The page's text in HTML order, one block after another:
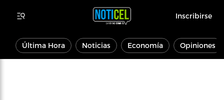
Inscribirse
Última Hora Noticias Economía Opiniones